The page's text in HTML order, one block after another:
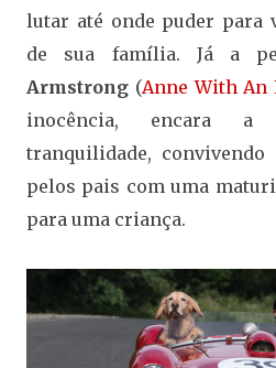
lutar até onde puder para
de sua família. Já a
Armstrong (Anne With An
inocência, encara a
tranquilidade,
pelos pais com uma
para uma criança.